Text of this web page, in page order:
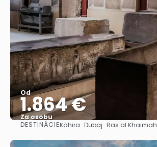
Od
1.864 €
Za osobu
Pozrieť sa
DESTINÁCIEKáhira · Dubaj · Ras al Khaimah